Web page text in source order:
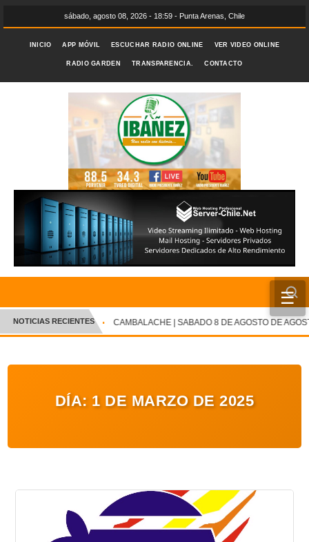
sábado, agosto 08, 2026 - 18:59 - Punta Arenas, Chile
INICIO APP MÓVIL ESCUCHAR RADIO ONLINE VER VIDEO ONLINE
RADIO GARDEN TRANSPARENCIA. CONTACTO
☰
INICIO
CRÓNICA
ENTRETENIMIENTO Y CULTURA
VIDEOS
NOTICIAS RECIENTES CAMBALACHE | SABADO 8 DE AGOSTO DE
DÍA: 1 DE MARZO DE 2025